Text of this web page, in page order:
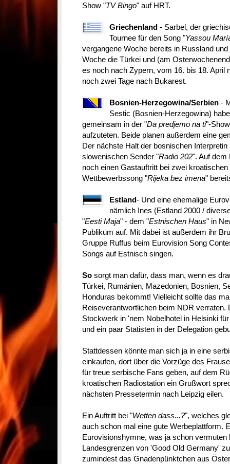
Show "TV Bingo" auf HRT.
Griechenland - Sarbel, der
Tournee für den Song "Yassou
vergangene Woche bereits in Russland
Woche die Türkei und (am
es noch nach Zypern, vom 16. bis 18. April
noch zwei Tage nach Bukarest.
Bosnien-Herzegowina/Serbien -
Sestic (Bosnien-Herzegowina)
gemeinsam in der "Da predjemo na ti"-
aufzuteten. Beide planen außerdem eine
Der nächste Halt der bosnischen
slowenischen Sender "Radio 202". Auf dem
noch einen Gastauftritt bei zwei
Wettbewerbssong "Rijeka bez imena"
Estland- Und eine ehemalige
nämlich Ines (Estland 2000 /
"Eesti Maja" - dem "Estnischen Haus" in
Publikum auf. Mit dabei ist außerdem ihr
Gruppe Ruffus beim Eurovision Song
Songs auf Estnisch singen.
So sorgt man dafür, dass man, wenn es
Türkei, Rumänien, Mazedonien, Bosnien,
Honduras bekommt! Vielleicht sollte das
Reiseverantwortlichen beim NDR verraten.
Stockwerk in 'nem Nobelhotel in Helsinki
und ein paar Statisten in der Delegation
Stattdessen könnte man sich ja in eine
einkaufen, dort über die Vorzüge des
für treue serbische Fans geben, auf dem
kroatischen Radiostation ein Grußwort
nächsten Pressetermin nach Leipzig eilen.
Ein Auftritt bei "Wetten dass...?", welches
auch schon mal eine gute Werbeplattform.
Eurovisionshymne, was ja schon vermuten
Landesgrenzen von 'Good Old Germany'
zumindest das Gnadenpünktchen aus